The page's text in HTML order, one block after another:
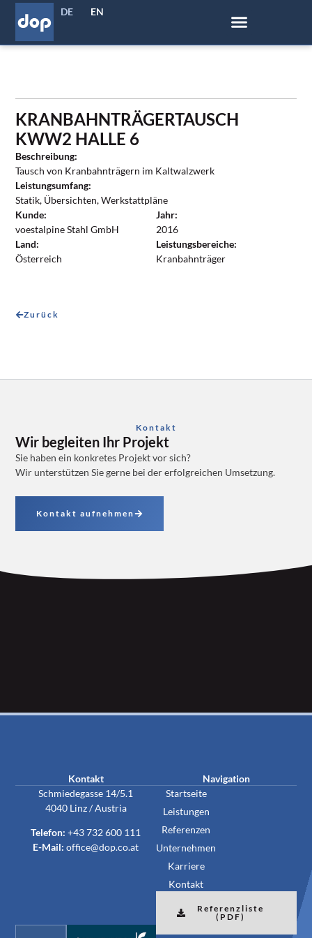
DE EN
KRANBAHNTRÄGERTAUSCH
KWW2 HALLE 6
Beschreibung:
Tausch von Kranbahnträgern im Kaltwalzwerk
Leistungsumfang:
Statik, Übersichten, Werkstattpläne
Kunde:
voestalpine Stahl GmbH
Land:
Österreich
Jahr:
2016
Leistungsbereiche:
Kranbahnträger
Zurück
Kontakt
Wir begleiten Ihr Projekt
Sie haben ein konkretes Projekt vor sich?
Wir unterstützen Sie gerne bei der erfolgreichen Umsetzung.
Kontakt aufnehmen
Referenzliste
(PDF)
Kontakt
Schmiedegasse 14/5.1
4040 Linz / Austria
Telefon: +43 732 600 111
E-Mail: office@dop.co.at
Navigation
Startseite
Leistungen
Referenzen
Unternehmen
Karriere
Kontakt